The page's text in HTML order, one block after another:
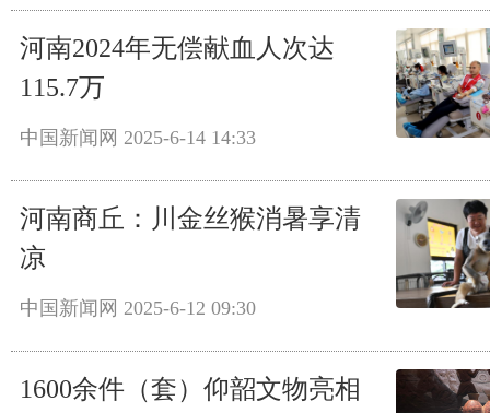
河南2024年无偿献血人次达
115.7万
中国新闻网 2025-6-14 14:33
河南商丘：川金丝猴消暑享清
凉
中国新闻网 2025-6-12 09:30
1600余件（套）仰韶文物亮相